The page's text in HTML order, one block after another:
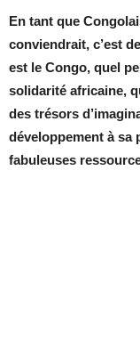
En tant que
conviendrait, c’est
est le Congo, quel
solidarité africaine,
des trésors
développement à sa
fabuleuses